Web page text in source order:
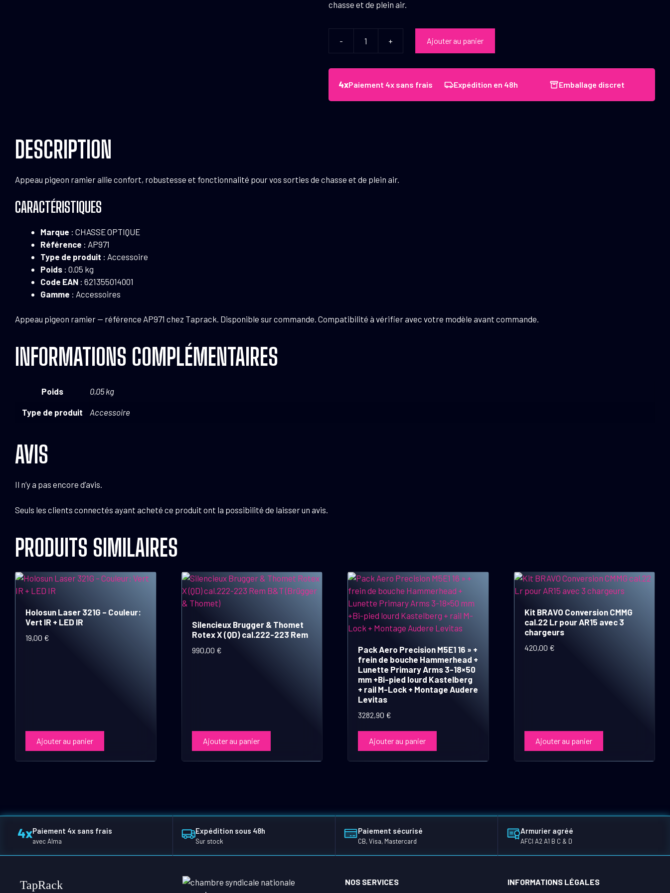
chasse et de plein air.
-
Appeau
pigeon
+ Ajouter au panier
Paiement 4x sans frais Expédition en 48h Emballage discret
DESCRIPTION
Appeau pigeon ramier allie confort, robustesse et fonctionnalité pour vos sorties de chasse et de plein air.
CARACTÉRISTIQUES
Marque : CHASSE OPTIQUE
Référence : AP971
Type de produit : Accessoire
Poids : 0.05 kg
Code EAN : 621355014001
Gamme : Accessoires
Appeau pigeon ramier — référence AP971 chez Taprack. Disponible sur commande. Compatibilité à vérifier avec votre modèle avant commande.
INFORMATIONS COMPLÉMENTAIRES
Poids 0,05 kg
Type de produit Accessoire
AVIS
Il n’y a pas encore d’avis.
Seuls les clients connectés ayant acheté ce produit ont la possibilité de laisser un avis.
PRODUITS SIMILAIRES
Holosun Laser 321G – Couleur:
Vert IR + LED IR
19,00 €
Ajouter au panier
Silencieux Brugger & Thomet
Rotex X (QD) cal.222-223 Rem
990,00 €
Ajouter au panier
Pack Aero Precision M5E1 16 » +
frein de bouche Hammerhead +
Lunette Primary Arms 3-18×50
mm +Bi-pied lourd Kastelberg
+ rail M-Lock + Montage Audere
Levitas
3282,90 €
Ajouter au panier
Kit BRAVO Conversion CMMG
cal.22 Lr pour AR15 avec 3
chargeurs
420,00 €
Ajouter au panier
Paiement 4x sans frais
avec Alma
Expédition sous 48h
Sur stock
Paiement sécurisé
CB, Visa, Mastercard
Armurier agréé
AFCI A2 A1 B C & D
TapRack NOS SERVICES INFORMATIONS LÉGALES